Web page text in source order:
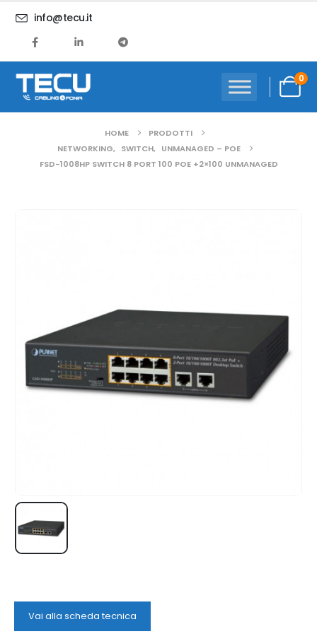
info@tecu.it
0
HOME
PRODOTTI
NETWORKING, SWITCH, UNMANAGED – POE
FSD-1008HP SWITCH 8 PORT 100 POE +2×100 UNMANAGED
Vai alla scheda tecnica